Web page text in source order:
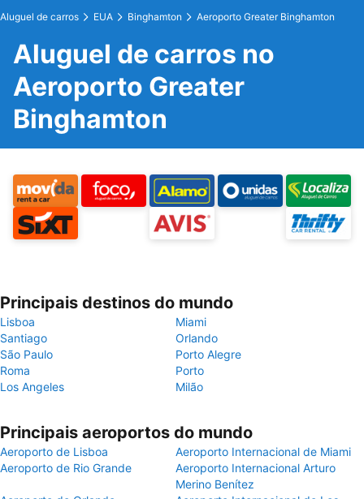
Aluguel de carros EUA Binghamton Aeroporto Greater Binghamton
Aluguel de carros no
Aeroporto Greater
Binghamton
Principais destinos do mundo
Lisboa
Miami
Santiago
Orlando
São Paulo
Porto Alegre
Roma
Porto
Los Angeles
Milão
Principais aeroportos do mundo
Aeroporto de Lisboa
Aeroporto Internacional de Miami
Aeroporto de Rio Grande
Aeroporto Internacional Arturo
Merino Benítez